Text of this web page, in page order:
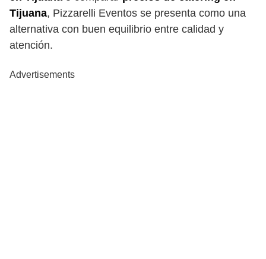
Tijuana, Pizzarelli Eventos se presenta como una
alternativa con buen equilibrio entre calidad y
atención.
Advertisements